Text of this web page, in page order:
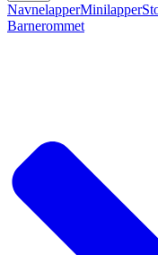
NavnelapperMinilapper
Barnerommet